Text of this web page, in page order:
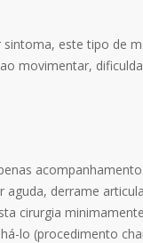
este tipo de
movimentar,
derrame
cirurgia
lo (procedimento